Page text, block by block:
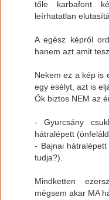
tőle karbafont
leírhatatlan
A egész képről
hanem azt amit
Nekem ez a kép is
egy esélyt, azt is
Ők biztos NEM az
- Gyurcsány
hátralépett
- Bajnai
tudja?).
Mindketten
mégsem akar MA